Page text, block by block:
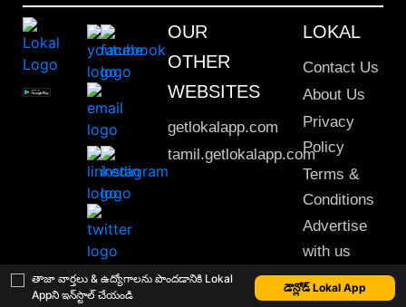
తాజా వార్తలు & ఉద్యోగాలను పొందడానికి Lokal
Appని ఇన్‌స్టాల్ చేయండి
డౌన్లోడ్ Lokal App
OUR
OTHER
WEBSITES
getlokalapp.com
tamil.getlokalapp.com
LOKAL
Contact Us
About Us
Privacy
Policy
Terms &
Conditions
Advertise
with us
Sitemap
This material may not be published, transmitted, rewritten or redistributed. © 2020 Lokal App. All rights reserved.